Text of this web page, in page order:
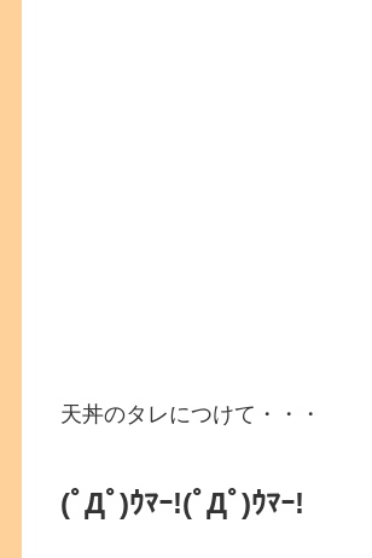
天丼のタレにつけて・・・
(ﾟДﾟ)ｳﾏｰ!(ﾟДﾟ)ｳﾏｰ!